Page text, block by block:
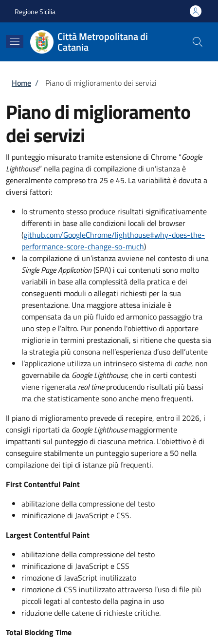
Regione Sicilia
Città Metropolitana di
Catania
Briciole di pane
Home / Piano di miglioramento dei servizi
Piano di miglioramento
dei servizi
Il punteggio misurato tramite estensione di Chrome “Google
Lighthouse” nella pagina di compilazione di un’istanza è
generalmente compreso tra 25 e 45. La variabilità è dovuta a
diversi fattori:
lo strumento stesso produce risultati significativamente
differenti in base alle condizioni locali del browser
(github.com/GoogleChrome/lighthouse#why-does-the-
performance-score-change-so-much)
la compilazione di un’istanza avviene nel contesto di una
Single Page Application(SPA) i cui contenuti sono molto
variabili in base alla complessità della pratica e dei
conseguenti moduli o allegati richiesti per la sua
presentazione. Una maggiore attesa iniziale è
compensata da un più fluido ed armonico passaggio tra
uno step e l’altro. Pur ponendo l'obiettivo di apportare
migliorie in termini prestazionali, si ritiene che questa sia
la strategia più consona nell’esperienza d’uso dell’utente
l’applicazione utilizza un intrinseco sistema di cache, non
governabile da Google Lighthouse, che in certi contesti
viene rigenerata real timeproducendo risultati più bassi
ma che statisticamente sono anche meno frequenti.
Il piano di miglioramento prevede di recepire, entro il 2026, i
consigli riportati da Google Lighthousemaggiormente
impattanti sul punteggio di ciascuna metrica. L'obiettivo è di
conseguire stabilmente un punteggio superiore a 50 nella
compilazione dei tipi di istanze più frequenti.
First Contentful Paint
abilitazione della compressione del testo
minificazione di JavaScript e CSS.
Largest Contentful Paint
abilitazione della compressione del testo
minificazione di JavaScript e CSS
rimozione di JavaScript inutilizzato
rimozione di CSS inutilizzato attraverso l’uso di file più
piccoli legati al contesto della pagina in uso
riduzione delle catene di richieste critiche.
Total Blocking Time